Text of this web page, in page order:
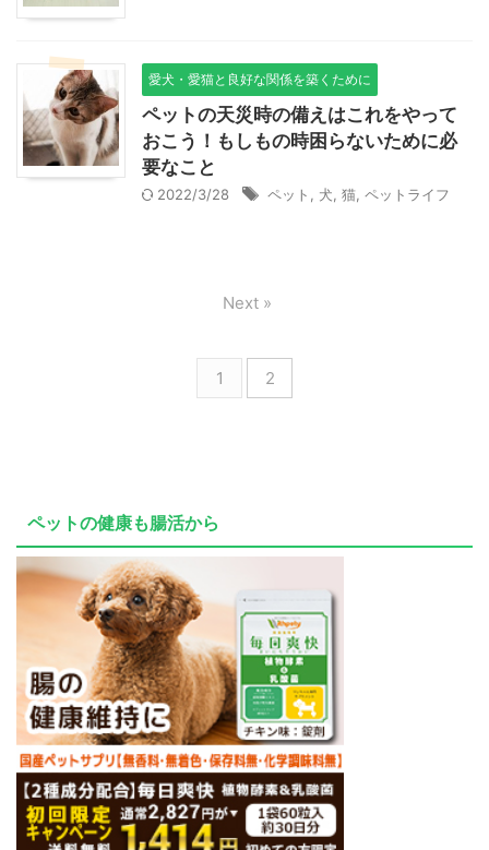
愛犬・愛猫と良好な関係を築くために
ペットの天災時の備えはこれをやって
おこう！もしもの時困らないために必
要なこと
2022/3/28 ペット 犬 猫 ペットライフ
1 2
Next »
ペットの健康も腸活から